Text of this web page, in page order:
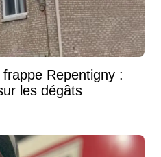
Repentigny :
les dégâts